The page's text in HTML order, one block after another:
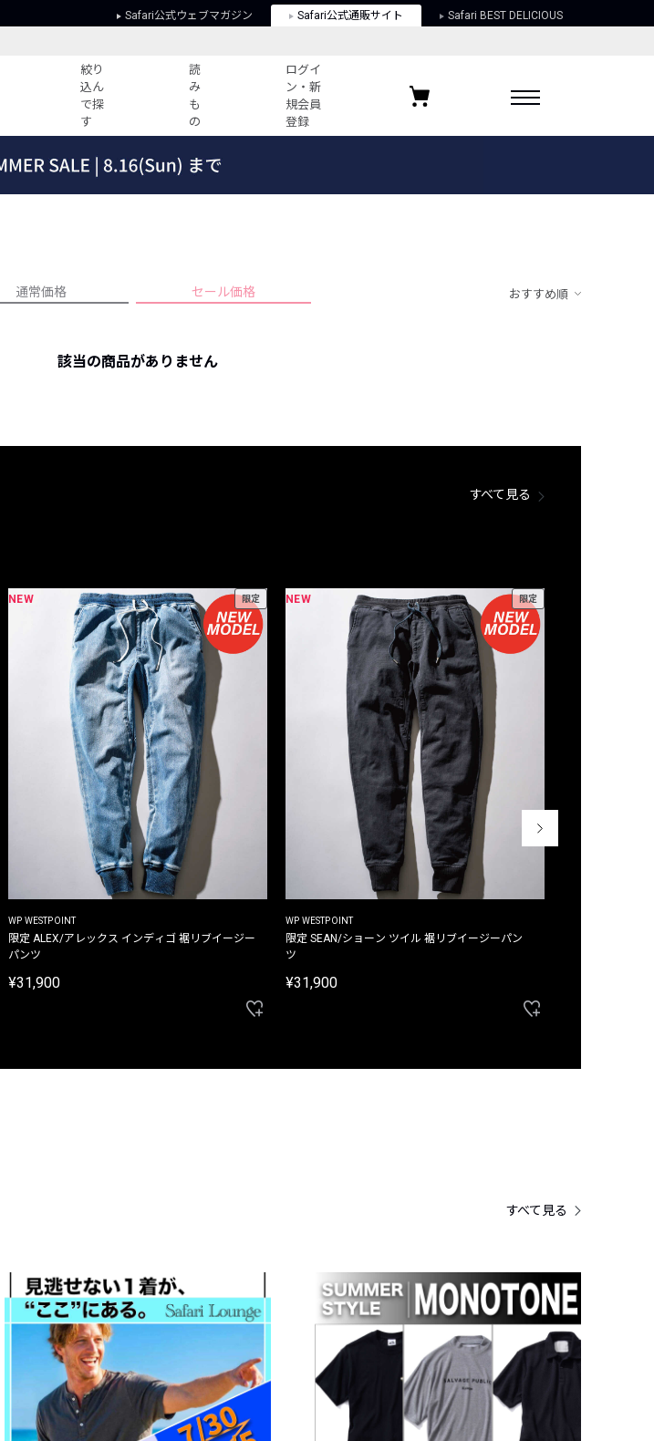
Safari公式ウェブマガジン Safari公式通販サイト Safari BEST DELICIOUS
絞り
込ん
で探
す
読
み
も
の
ログイ
ン・新
規会員
登録
ご紹介！
TOP 15
会社概要
特定商取引に関する法律
お気に入りブランド
通常価格 セール価格 おすすめ順
該当の商品がありません
すべて見る
NEW 限定
WP WESTPOINT
限定 ALEX/アレックス インディゴ 裾リブイージー
パンツ
¥31,900
NEW 限定
WP WESTPOINT
限定 SEAN/ショーン ツイル 裾リブイージーパン
ツ
¥31,900
すべて見る